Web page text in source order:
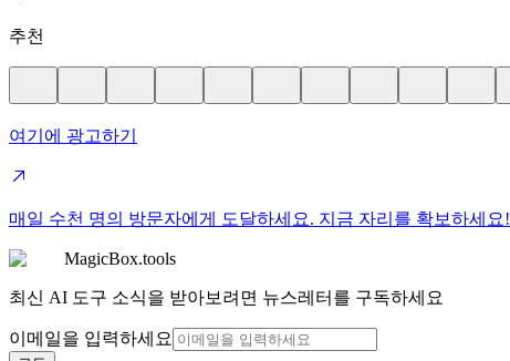
추천
여기에 광고하기
매일 수천 명의 방문자에게 도달하세요. 지금 자리를 확보하세요!
MagicBox.tools
최신 AI 도구 소식을 받아보려면 뉴스레터를 구독하세요
이메일을 입력하세요